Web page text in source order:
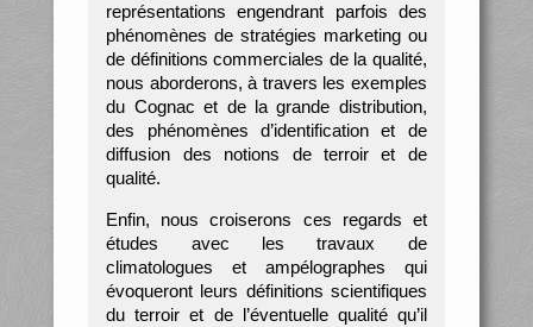
représentations engendrant parfois des
phénomènes de stratégies marketing ou
de définitions commerciales de la qualité,
nous aborderons, à travers les exemples
du Cognac et de la grande distribution,
des phénomènes d’identification et de
diffusion des notions de terroir et de
qualité.
Enfin, nous croiserons ces regards et
études avec les travaux de
climatologues et ampélographes qui
évoqueront leurs définitions scientifiques
du terroir et de l’éventuelle qualité qu’il